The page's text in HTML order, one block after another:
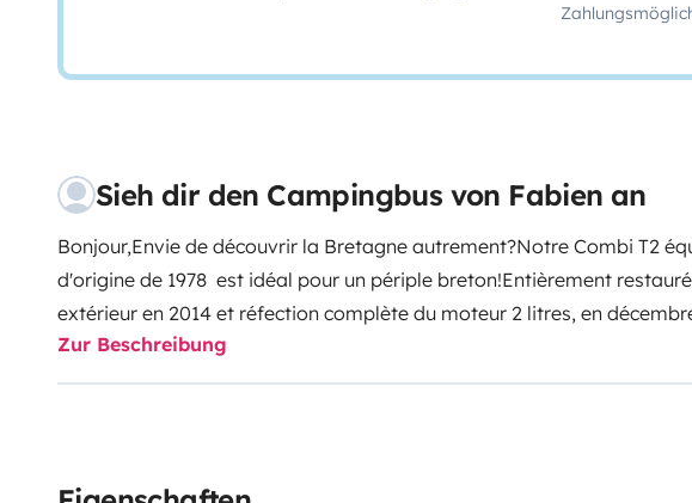
Sieh dir den Campingbus von Fabien an
Bonjour,Envie de découvrir la Bretagne autrement?Notre Combi T2
d'origine de 1978 est idéal pour un périple breton!Entièrement
extérieur en 2014 et réfection complète du moteur 2 litres, en
assises sur carte grise et 5 ceintures de sécurité.
la rehausse. Rideaux et occultants thermiques sur toutes les vitres.
Zur Beschreibung